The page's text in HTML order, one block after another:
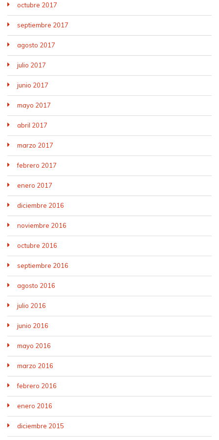
octubre 2017
septiembre 2017
agosto 2017
julio 2017
junio 2017
mayo 2017
abril 2017
marzo 2017
febrero 2017
enero 2017
diciembre 2016
noviembre 2016
octubre 2016
septiembre 2016
agosto 2016
julio 2016
junio 2016
mayo 2016
marzo 2016
febrero 2016
enero 2016
diciembre 2015